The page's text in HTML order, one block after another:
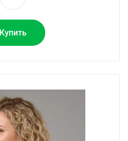
Купить